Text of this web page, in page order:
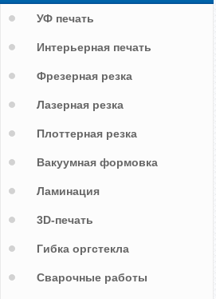
УФ печать
Интерьерная печать
Фрезерная резка
Лазерная резка
Плоттерная резка
Вакуумная формовка
Ламинация
3D-печать
Гибка оргстекла
Сварочные работы